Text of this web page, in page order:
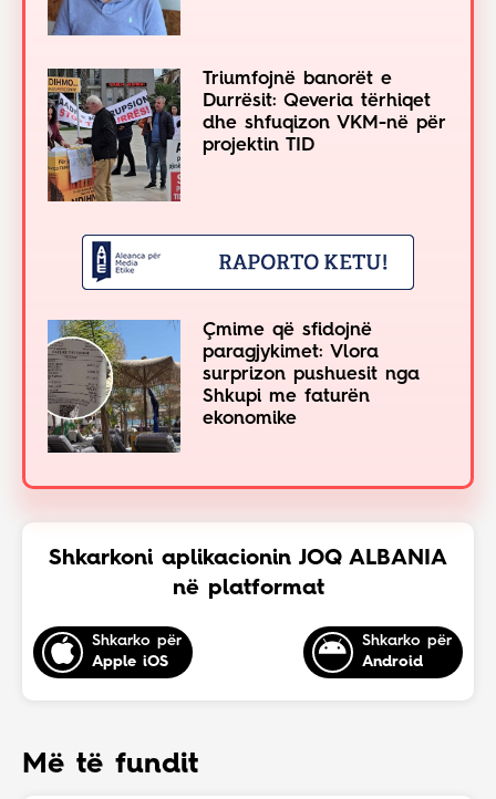
Triumfojnë banorët e
Durrësit: Qeveria tërhiqet
dhe shfuqizon VKM-në për
projektin TID
Çmime që sfidojnë
paragjykimet: Vlora
surprizon pushuesit nga
Shkupi me faturën
ekonomike
Shkarkoni aplikacionin JOQ ALBANIA
në platformat
Shkarko për
Apple iOS
Shkarko për
Android
Më të fundit